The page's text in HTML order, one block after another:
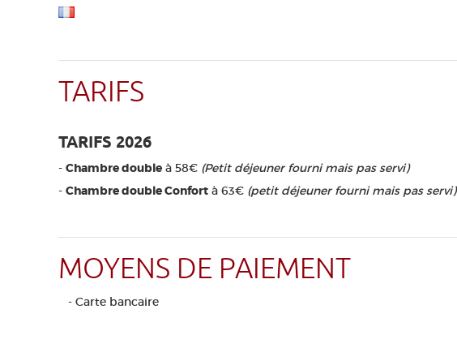
TARIFS
TARIFS 2026
- Chambre double à 58€ (Petit déjeuner fourni mais pas servi)
- Chambre double Confort à 63€ (petit déjeuner fourni mais pas servi)
MOYENS DE PAIEMENT
- Carte bancaire